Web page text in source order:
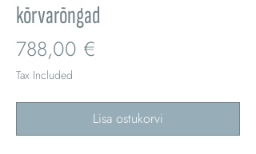
kõrvarõngad
788,00 €
Tax Included
Lisa ostukorvi